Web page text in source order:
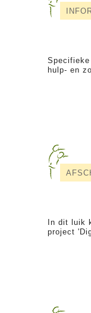
hulp- en
In dit luik
project